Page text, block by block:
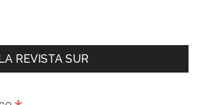
REVISTA SUR